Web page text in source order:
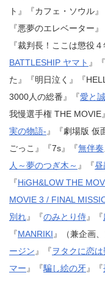
ト』『カフェ・ソウル
『悪夢のエレベーター
『裁判長！ここは懲役
BATTLESHIP ヤマト 』
た』『明日泣く』『
3000人の総番』『愛と誠
我慢選手権 THE MOVIE
実の物語- 』『劇場版 仮
ごっこ』『7s』『無伴奏
人～夢のつぎ木～ 』『昼
『HiGH&LOW THE
MOVIE 3 / FINAL
別れ』『のみとり侍』『
『MANRIKI 』（兼企画
ージン 』『ヲタクに恋
マー 』『騙し絵の牙』『